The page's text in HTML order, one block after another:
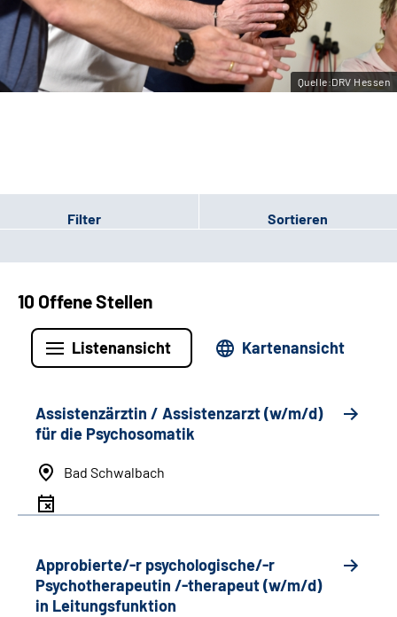
Suche
Leichte Sprache
Quelle:DRV Hessen
Filter Sortieren
10 Offene Stellen
Listenansicht Kartenansicht
Assistenzärztin / Assistenzarzt (w/m/d)
für die Psychosomatik
Bad Schwalbach
Approbierte/-r psychologische/-r
Psychotherapeutin /-therapeut (w/m/d)
in Leitungsfunktion